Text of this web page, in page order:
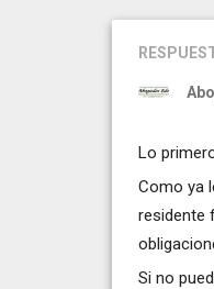
Lo
Como ya
residente
Si no